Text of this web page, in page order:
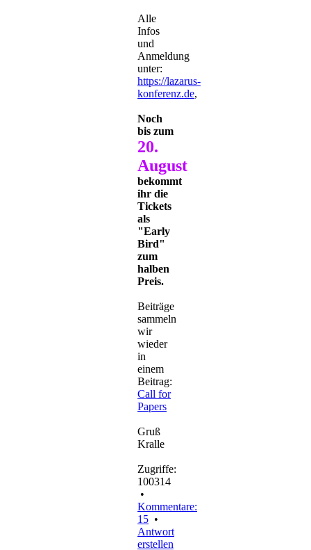
Alle
Infos
und
Anmeldung
unter:
https://lazarus-
konferenz.de,
Noch
bis zum
20.
August
bekommt
ihr die
Tickets
als
"Early
Bird"
zum
halben
Preis.
Beiträge
sammeln
wir
wieder
in
einem
Beitrag:
Call for
Papers
Gruß
Kralle
Zugriffe:
100314
•
Kommentare:
15 •
Antwort
erstellen